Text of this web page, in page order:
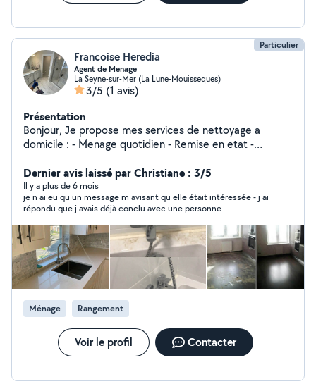
Particulier
Francoise Heredia
Agent de Menage
La Seyne-sur-Mer (La Lune-Mouisseques)
3/5 (1 avis)
Présentation
Bonjour, Je propose mes services de nettoyage a
domicile : - Menage quotidien - Remise en etat -
je suis maniaque, je sais etre rapide, et suis disponible.
Mes tarifs sont variés et depende de vos demandes.
Nhesitez pas a venir me parler. A votre service
Francoise
Dernier avis laissé par Christiane : 3/5
Il y a plus de 6 mois
je n ai eu qu un message m avisant qu elle était intéressée - j ai
répondu que j avais déjà conclu avec une personne
Ménage Rangement
Voir le profil Contacter